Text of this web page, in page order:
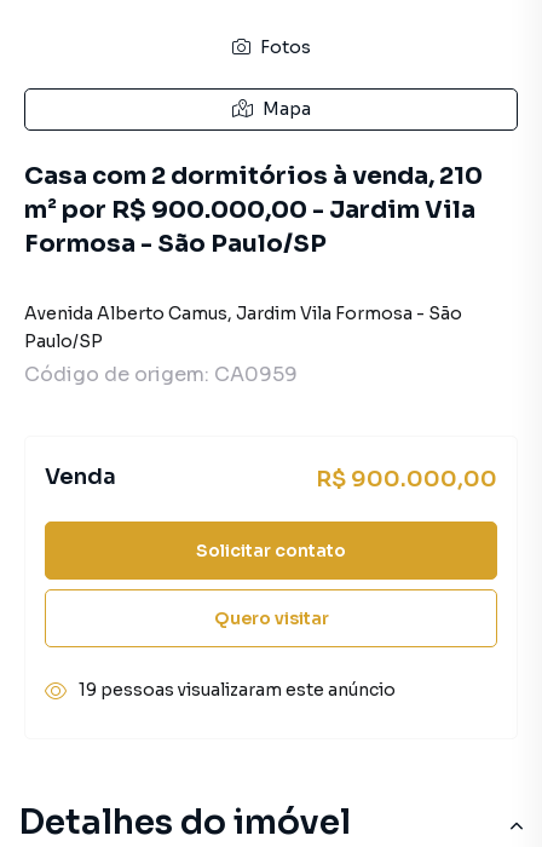
Detalhes do imóvel
Fotos
Mapa
Casa com 2 dormitórios à venda, 210
m² por R$ 900.000,00 - Jardim Vila
Formosa - São Paulo/SP
Avenida Alberto Camus, Jardim Vila Formosa - São
Paulo/SP
Código de origem: CA0959
Venda R$ 900.000,00
Solicitar contato
Quero visitar
19 pessoas visualizaram este anúncio